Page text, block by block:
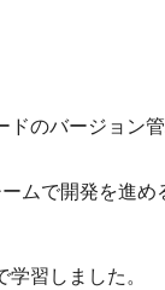
ドのバージョン
ムで開発を進め
学習しました。